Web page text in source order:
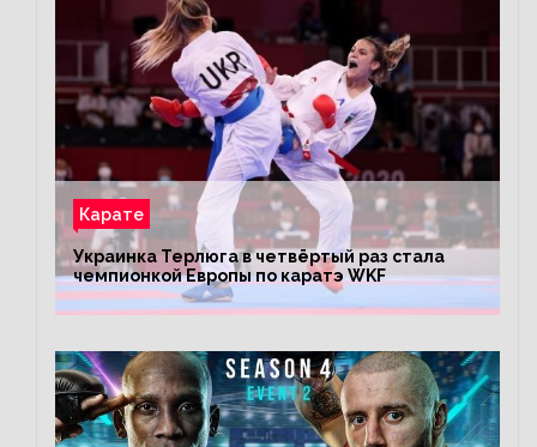
Карате
Украинка Терлюга в четвёртый раз стала
чемпионкой Европы по каратэ WKF